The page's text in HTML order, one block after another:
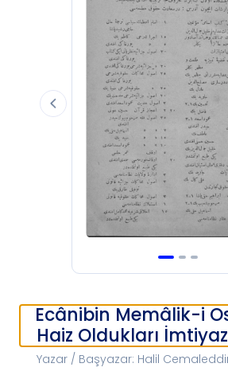
Ecânibin Memâlik-i
Haiz Oldukları
Yazar / Başyazar: Halil